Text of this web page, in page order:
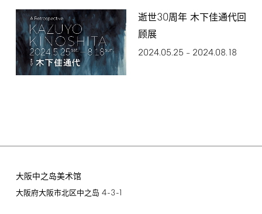
逝世30周年 木下佳通代回
顾展
2024.05.25 – 2024.08.18
大阪中之岛美术馆
大阪府大阪市北区中之岛 4-3-1